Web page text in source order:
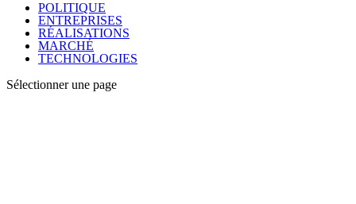
POLITIQUE
ENTREPRISES
RÉALISATIONS
MARCHÉ
TECHNOLOGIES
Sélectionner une page